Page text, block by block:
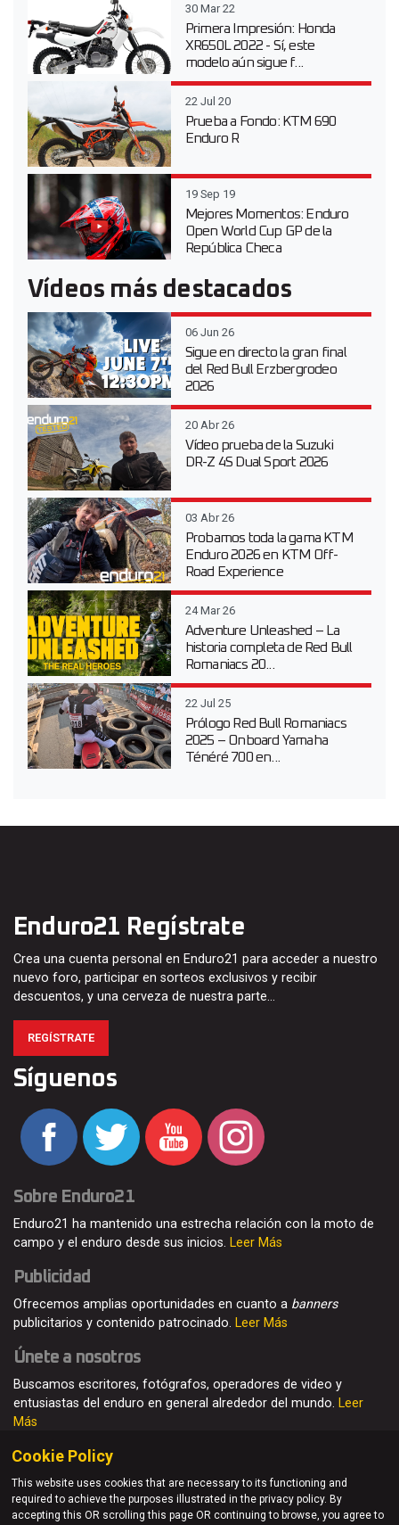
30 Mar 22
Primera Impresión: Honda
XR650L 2022 - Sí, este
modelo aún sigue f...
22 Jul 20
Prueba a Fondo: KTM 690
Enduro R
19 Sep 19
Mejores Momentos: Enduro
Open World Cup GP de la
República Checa
Vídeos más destacados
06 Jun 26
Sigue en directo la gran final
del Red Bull Erzbergrodeo
2026
20 Abr 26
Vídeo prueba de la Suzuki
DR-Z 4S Dual Sport 2026
03 Abr 26
Probamos toda la gama KTM
Enduro 2026 en KTM Off-
Road Experience
24 Mar 26
Adventure Unleashed – La
historia completa de Red Bull
Romaniacs 20...
22 Jul 25
Prólogo Red Bull Romaniacs
2025 – Onboard Yamaha
Ténéré 700 en...
Enduro21 Regístrate
Crea una cuenta personal en Enduro21 para acceder a nuestro
nuevo foro, participar en sorteos exclusivos y recibir
descuentos, y una cerveza de nuestra parte…
REGÍSTRATE
Síguenos
Sobre Enduro21
Enduro21 ha mantenido una estrecha relación con la moto de
campo y el enduro desde sus inicios. Leer Más
Publicidad
Ofrecemos amplias oportunidades en cuanto a banners
publicitarios y contenido patrocinado. Leer Más
Únete a nosotros
Buscamos escritores, fotógrafos, operadores de video y
entusiastas del enduro en general alrededor del mundo. Leer
Más
© Enduro21 / Future7Media Limited. Todos los derechos
Cookie Policy
This website uses cookies that are necessary to its functioning and
required to achieve the purposes illustrated in the privacy policy. By
accepting this OR scrolling this page OR continuing to browse, you agree to